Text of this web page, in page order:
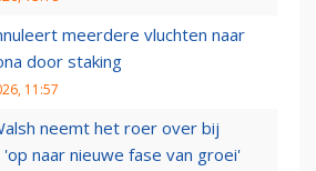
meerdere vluchten naar
door staking
11:57
neemt het roer over bij
'op naar nieuwe fase van groei'